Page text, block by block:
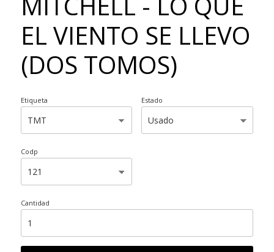
EL VIENTO SE LLEVO
(DOS TOMOS)
Etiqueta Estado
Codp
Cantidad